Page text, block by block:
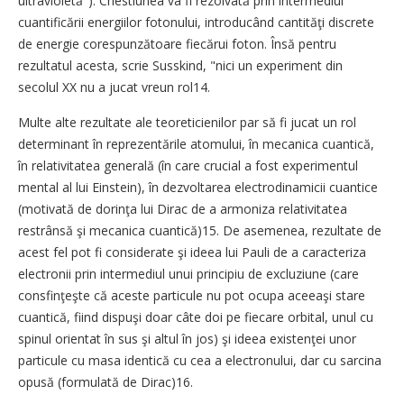
cuantificării energiilor fotonului, introducând cantităţi discrete
de energie corespunzătoare fiecărui foton. Însă pentru
rezultatul acesta, scrie Susskind, "nici un experiment din
secolul XX nu a jucat vreun rol14.
Multe alte rezultate ale teoreticienilor par să fi jucat un rol
determinant în reprezentările atomului, în mecanica cuantică,
în relativitatea generală (în care crucial a fost experimentul
mental al lui Einstein), în dezvoltarea electrodinamicii cuantice
(motivată de dorinţa lui Dirac de a armoniza relativitatea
restrânsă şi mecanica cuantică)15. De asemenea, rezultate de
acest fel pot fi considerate şi ideea lui Pauli de a caracteriza
electronii prin intermediul unui principiu de excluziune (care
consfinţeşte că aceste particule nu pot ocupa aceeaşi stare
cuantică, fiind dispuşi doar câte doi pe fiecare orbital, unul cu
spinul orientat în sus şi altul în jos) şi ideea existenţei unor
particule cu masa identică cu cea a electronului, dar cu sarcina
opusă (formulată de Dirac)16.